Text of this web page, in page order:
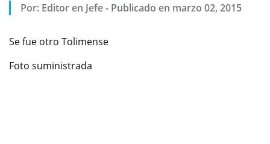
Por: Editor en Jefe- Publicado en marzo 02, 2015
Se fue otro Tolimense
Foto suministrada